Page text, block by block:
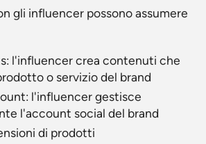
gli influencer possono assumere
l'influencer crea contenuti che
o servizio del brand
l'influencer gestisce
l'account social del brand
di prodotti